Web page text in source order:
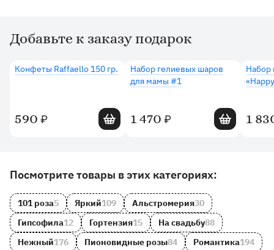
Дополнительные товары
Добавьте к заказу подарок
Конфеты Raffaello 150 гр.
590 ₽ Добавить в корзину
Набор гелиевых шаров
для мамы #1
1 470 ₽ Добавить в
Набор
1
Другие товары и категории на сайте
Посмотрите товары в этих категориях:
101 роза5 Яркий109 Альстромерия30
Гипсофила12 Гортензия15 На свадьбу88
Нежный176 Пионовидные розы84 Романтика194